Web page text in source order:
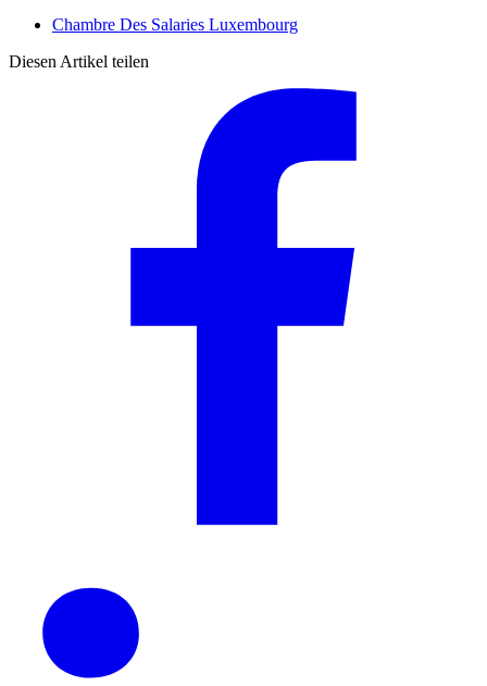
Chambre Des Salaries Luxembourg
Diesen Artikel teilen